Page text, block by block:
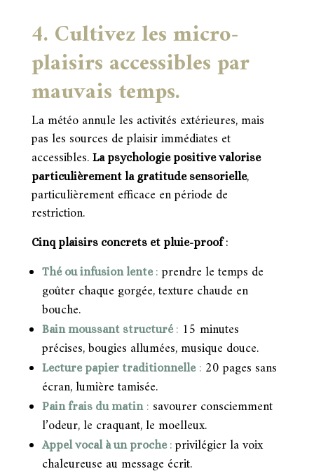
4. Cultivez les micro-
plaisirs accessibles par
mauvais temps.
La météo annule les activités extérieures, mais
pas les sources de plaisir immédiates et
accessibles. La psychologie positive valorise
particulièrement la gratitude sensorielle,
particulièrement efficace en période de
restriction.
Cinq plaisirs concrets et pluie-proof:
Thé ou infusion lente: prendre le temps de
goûter chaque gorgée, texture chaude en
bouche.
Bain moussant structuré : 15 minutes
précises, bougies allumées, musique douce.
Lecture papier traditionnelle: 20 pages sans
écran, lumière tamisée.
Pain frais du matin: savourer consciemment
l’odeur, le craquant, le moelleux.
Appel vocal à un proche: privilégier la voix
chaleureuse au message écrit.